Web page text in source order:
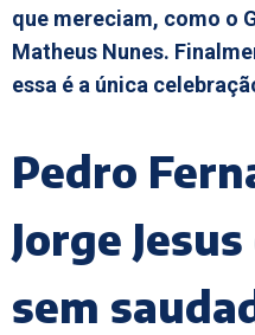
que mereciam, como o
Matheus Nunes.
essa é a única
Pedro
Jorge
sem